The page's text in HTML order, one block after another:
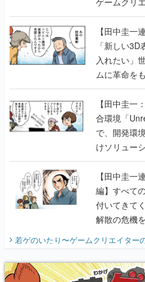
【若ゲのい
【田中圭一
「新しい
入れたい」
ムに革命を
のいたり】
【田中圭一
合環境「
で、開発環
けソリュー
に行って、
【田中圭一
編】すべて
付いてきて
解散の危機
開く。業界
『少年ジャ
り】
若ゲのいたり〜ゲームクリエイター